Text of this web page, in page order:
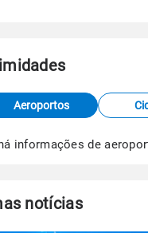
dados combinados de
e satélite do
e Estudos Climáticos
Aeroportos
informações de
notícias